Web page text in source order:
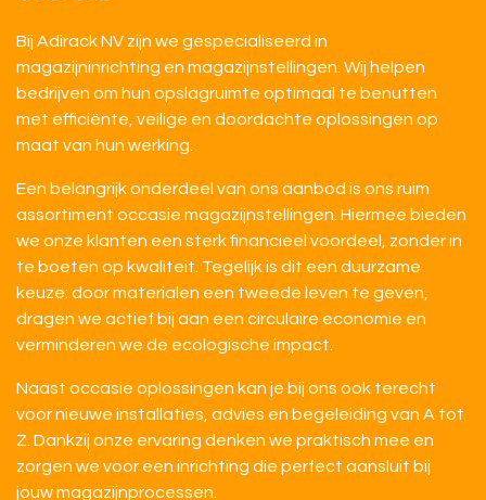
Bij Adirack NV zijn we gespecialiseerd in
magazijninrichting en magazijnstellingen. Wij helpen
bedrijven om hun opslagruimte optimaal te benutten
met efficiënte, veilige en doordachte oplossingen op
maat van hun werking.
Een belangrijk onderdeel van ons aanbod is ons ruim
assortiment occasie magazijnstellingen. Hiermee bieden
we onze klanten een sterk financieel voordeel, zonder in
te boeten op kwaliteit. Tegelijk is dit een duurzame
keuze: door materialen een tweede leven te geven,
dragen we actief bij aan een circulaire economie en
verminderen we de ecologische impact.
Naast occasie oplossingen kan je bij ons ook terecht
voor nieuwe installaties, advies en begeleiding van A tot
Z. Dankzij onze ervaring denken we praktisch mee en
zorgen we voor een inrichting die perfect aansluit bij
jouw magazijnprocessen.